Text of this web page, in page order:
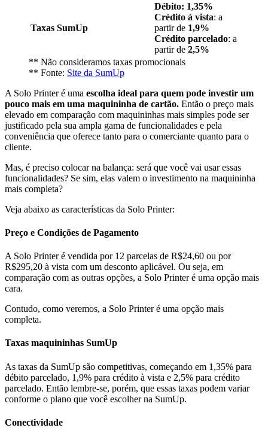
Taxas SumUp
Débito: 1,35%
Crédito à vista: a
partir de 1,9%
Crédito parcelado: a
partir de 2,5%
** Não consideramos taxas promocionais
** Fonte: Site da SumUp
A Solo Printer é uma escolha ideal para quem pode investir um
pouco mais em uma maquininha de cartão. Então o preço mais
elevado em comparação com maquininhas mais simples pode ser
justificado pela sua ampla gama de funcionalidades e pela
conveniência que oferece tanto para o comerciante quanto para o
cliente.
Mas, é preciso colocar na balança: será que você vai usar essas
funcionalidades? Se sim, elas valem o investimento na maquininha
mais completa?
Veja abaixo as características da Solo Printer:
Preço e Condições de Pagamento
A Solo Printer é vendida por 12 parcelas de R$24,60 ou por
R$295,20 à vista com um desconto aplicável. Ou seja, em
comparação com as outras opções, a Solo Printer é uma opção mais
cara.
Contudo, como veremos, a Solo Printer é uma opção mais
completa.
Taxas maquininhas SumUp
As taxas da SumUp são competitivas, começando em 1,35% para
débito parcelado, 1,9% para crédito à vista e 2,5% para crédito
parcelado. Então lembre-se, porém, que essas taxas podem variar
conforme o plano que você escolher na SumUp.
Conectividade